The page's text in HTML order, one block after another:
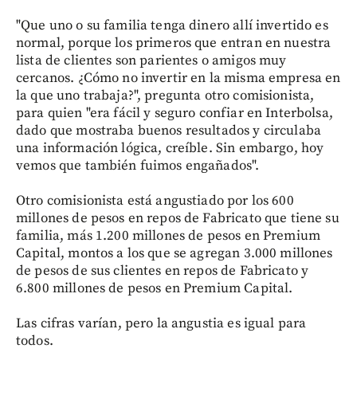
"Que uno o su familia tenga dinero allí invertido es
normal, porque los primeros que entran en nuestra
lista de clientes son parientes o amigos muy
cercanos. ¿Cómo no invertir en la misma empresa en
la que uno trabaja?", pregunta otro comisionista,
para quien "era fácil y seguro confiar en Interbolsa,
dado que mostraba buenos resultados y circulaba
una información lógica, creíble. Sin embargo, hoy
vemos que también fuimos engañados".
Otro comisionista está angustiado por los 600
millones de pesos en repos de Fabricato que tiene su
familia, más 1.200 millones de pesos en Premium
Capital, montos a los que se agregan 3.000 millones
de pesos de sus clientes en repos de Fabricato y
6.800 millones de pesos en Premium Capital.
Las cifras varían, pero la angustia es igual para
todos.